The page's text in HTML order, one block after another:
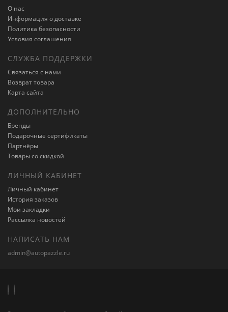
О нас
Информация о доставке
Политика безопасности
Условия соглашения
СЛУЖБА ПОДДЕРЖКИ
Связаться с нами
Возврат товара
Карта сайта
ДОПОЛНИТЕЛЬНО
Бренды
Подарочные сертификаты
Партнёры
Товары со скидкой
ЛИЧНЫЙ КАБИНЕТ
Личный кабинет
История заказов
Мои закладки
Рассылка новостей
НАПИСАТЬ НАМ
admin@autopazzle.ru